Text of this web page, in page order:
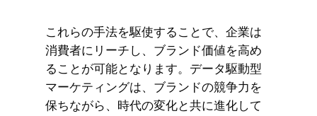
これらの手法を駆使することで、企業は
消費者にリーチし、ブランド価値を高め
ることが可能となります。データ駆動型
マーケティングは、ブランドの競争力を
保ちながら、時代の変化と共に進化して